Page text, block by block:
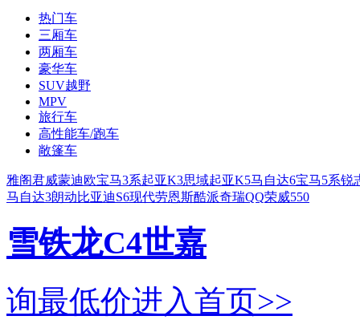
热门车
三厢车
两厢车
豪华车
SUV越野
MPV
旅行车
高性能车/跑车
敞篷车
雅阁君威蒙迪欧宝马3系起亚K3思域起亚K5马自达6宝马5系锐
马自达3朗动比亚迪S6现代劳恩斯酷派奇瑞QQ荣威550
雪铁龙C4世嘉
询最低价进入首页>>